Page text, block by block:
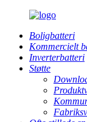
Boligbatteri
Kommercielt
Inverterbatteri
Støtte